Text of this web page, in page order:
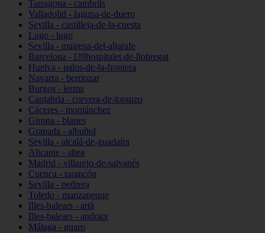
Tarragona - cambrils
Valladolid - laguna-de-duero
Sevilla - castilleja-de-la-cuesta
Lugo - lugo
Sevilla - mairena-del-aljarafe
Barcelona - l39hospitalet-de-llobregat
Huelva - palos-de-la-frontera
Navarra - berriozar
Burgos - lerma
Cantabria - corvera-de-toranzo
Cáceres - montánchez
Girona - blanes
Granada - albuñol
Sevilla - alcalá-de-guadaíra
Alicante - altea
Madrid - villarejo-de-salvanés
Cuenca - tarancón
Sevilla - pedrera
Toledo - manzaneque
Illes-balears - artà
Illes-balears - andratx
Málaga - guaro